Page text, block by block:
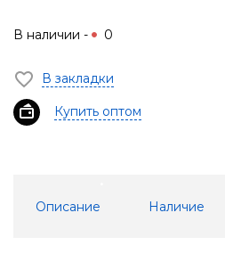
В наличии - 0
В закладки
Купить оптом
Описание Наличие